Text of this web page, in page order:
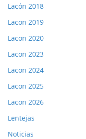
Lacón 2018
Lacon 2019
Lacon 2020
Lacon 2023
Lacon 2024
Lacon 2025
Lacon 2026
Lentejas
Noticias